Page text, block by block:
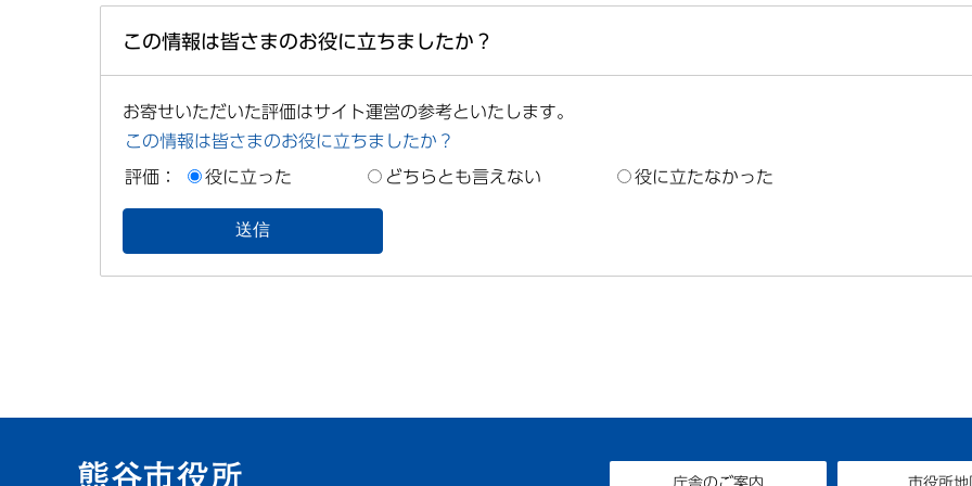
この情報は皆さまのお役に立ちましたか？
お寄せいただいた評価はサイト運営の参考といたします。
この情報は皆さまのお役に立ちましたか？
評価： 役に立った どちらとも言えない 役に立たなかった
庁舎のご案内 市役所地